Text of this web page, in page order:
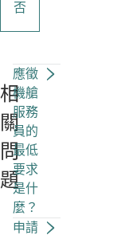
否
相
關
問
題
應徵
機艙
服務
員的
最低
要求
是什
麼？
申請